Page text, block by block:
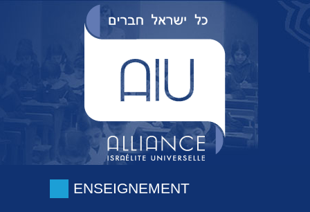
ENSEIGNEMENT